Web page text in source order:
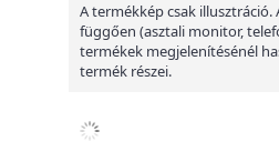
A termékkép csak
függően (asztali monitor,
termékek megjelenítésénél
termék részei.